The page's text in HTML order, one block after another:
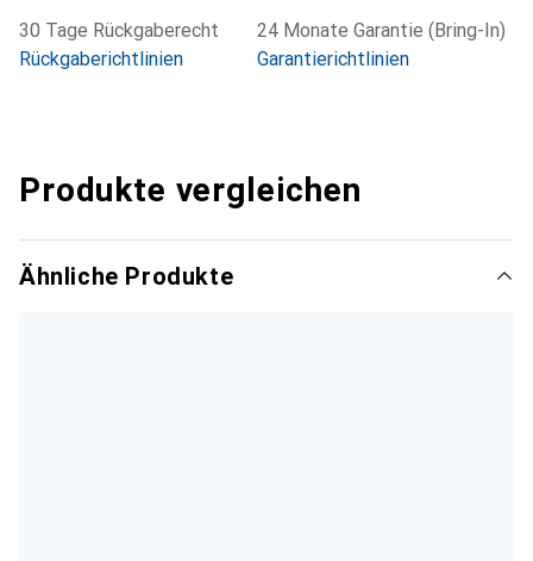
30 Tage Rückgaberecht
Rückgaberichtlinien
24 Monate Garantie (Bring-In)
Garantierichtlinien
Produkte vergleichen
Ähnliche Produkte